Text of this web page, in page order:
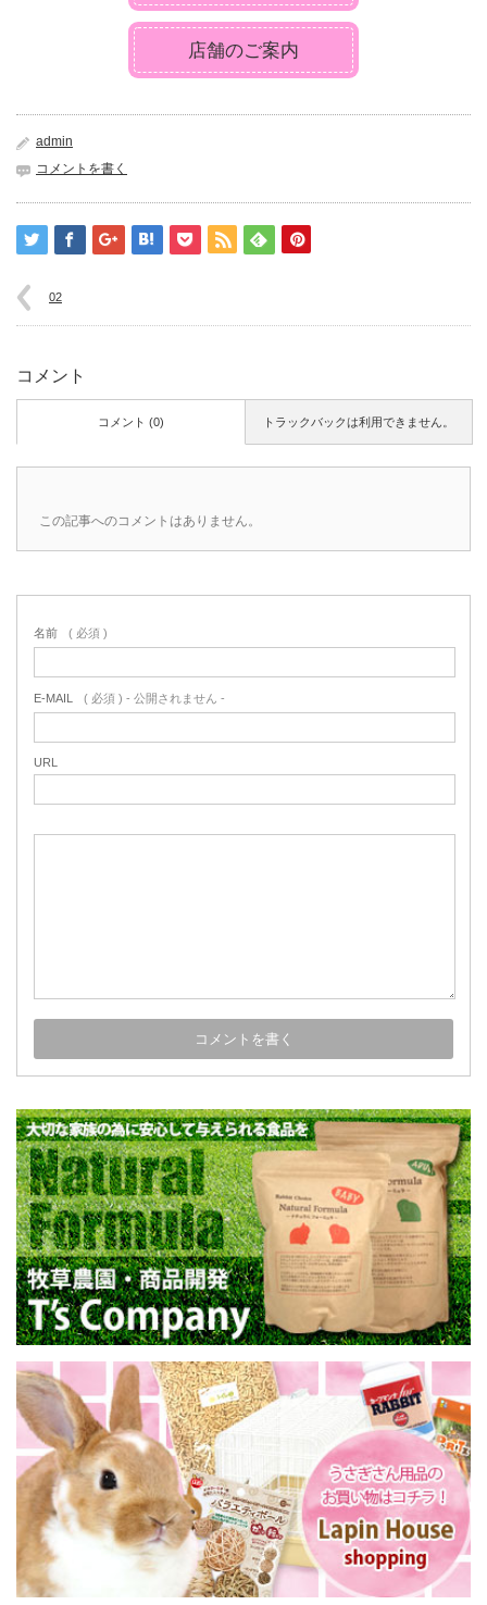
店舗のご案内
admin
コメントを書く
02
コメント
トラックバックは利用できません。
コメント (0)
この記事へのコメントはありません。
名前 ( 必須 )
E-MAIL ( 必須 ) - 公開されません -
URL